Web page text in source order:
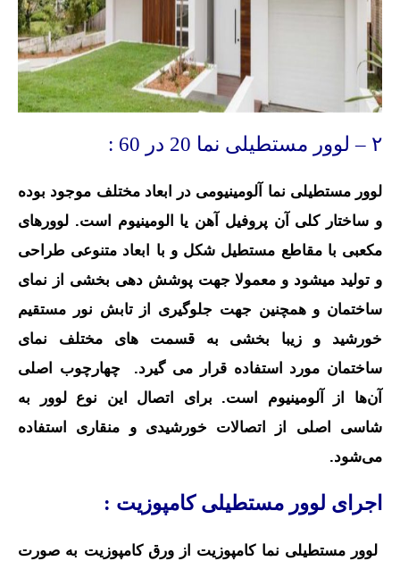
۲ – لوور مستطیلی نما 20 در 60 :
لوور مستطیلی نما آلومینیومی در ابعاد مختلف موجود بوده
و ساختار کلی آن پروفيل آهن یا الومینیوم است. لوورهای
مکعبی با مقاطع مستطیل شکل و با ابعاد متنوعی طراحی
و تولید میشود و معمولا جهت پوشش دهی بخشی از نمای
ساختمان و همچنین جهت جلوگیری از تابش نور مستقیم
خورشید و زیبا بخشی به قسمت های مختلف نمای
ساختمان مورد استفاده قرار می گیرد. چهارچوب اصلی
آن‌ها از آلومینیوم است. برای اتصال این نوع لوور به
شاسی اصلی از اتصالات خورشیدی و منقاری استفاده
می‌شود.
اجرای لوور مستطیلی کامپوزیت :
لوور مستطیلی نما کامپوزیت از ورق کامپوزیت به صورت